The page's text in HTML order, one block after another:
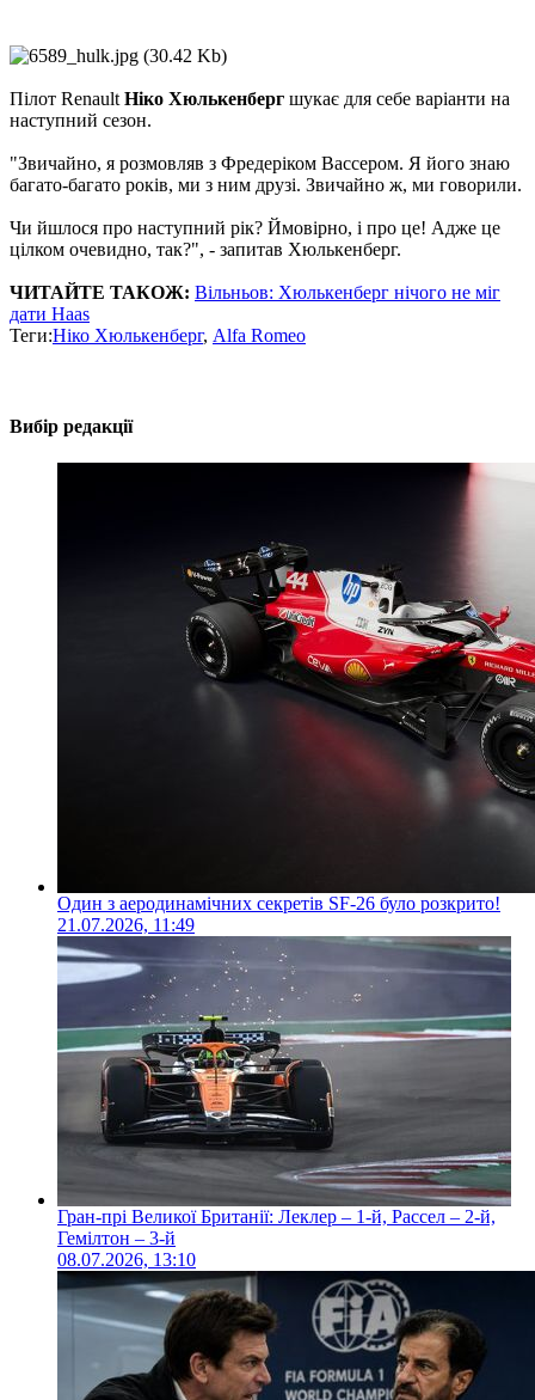
Пілот RenaultНіко Хюлькенберг шукає для себе варіанти на
наступний сезон.
"Звичайно, я розмовляв з Фредеріком Вассером. Я його знаю
багато-багато років, ми з ним друзі. Звичайно ж, ми говорили.
Чи йшлося про наступний рік? Ймовірно, і про це! Адже це
цілком очевидно, так?", - запитав Хюлькенберг.
ЧИТАЙТЕ ТАКОЖ: Вільньов: Хюлькенберг нічого не міг
дати Haas
Теги:Ніко Хюлькенберг, Alfa Romeo
Вибір редакції
Один з аеродинамічних секретів SF-26 було розкрито!
21.07.2026, 11:49
Гран-прі Великої Британії: Леклер – 1-й, Рассел – 2-й,
Гемілтон – 3-й
08.07.2026, 13:10